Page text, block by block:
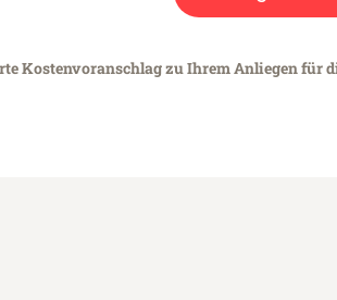
Kostenvoranschlag zu Ihrem Anliegen für